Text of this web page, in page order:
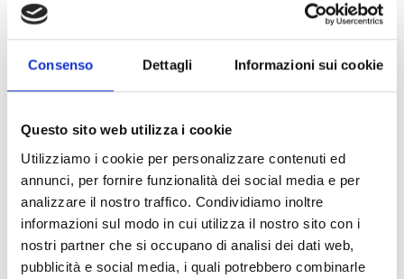
Consenso Dettagli Informazioni sui cookie
Questo sito web utilizza i cookie
Utilizziamo i cookie per personalizzare contenuti ed
annunci, per fornire funzionalità dei social media e per
analizzare il nostro traffico. Condividiamo inoltre
informazioni sul modo in cui utilizza il nostro sito con i
nostri partner che si occupano di analisi dei dati web,
pubblicità e social media, i quali potrebbero combinarle
Altruda Dr.ssa Carmela